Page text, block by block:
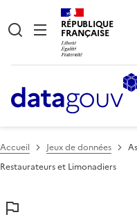
RÉPUBLIQUE
FRANÇAISE
Accueil Jeux de données
Restaurateurs et Limonadiers